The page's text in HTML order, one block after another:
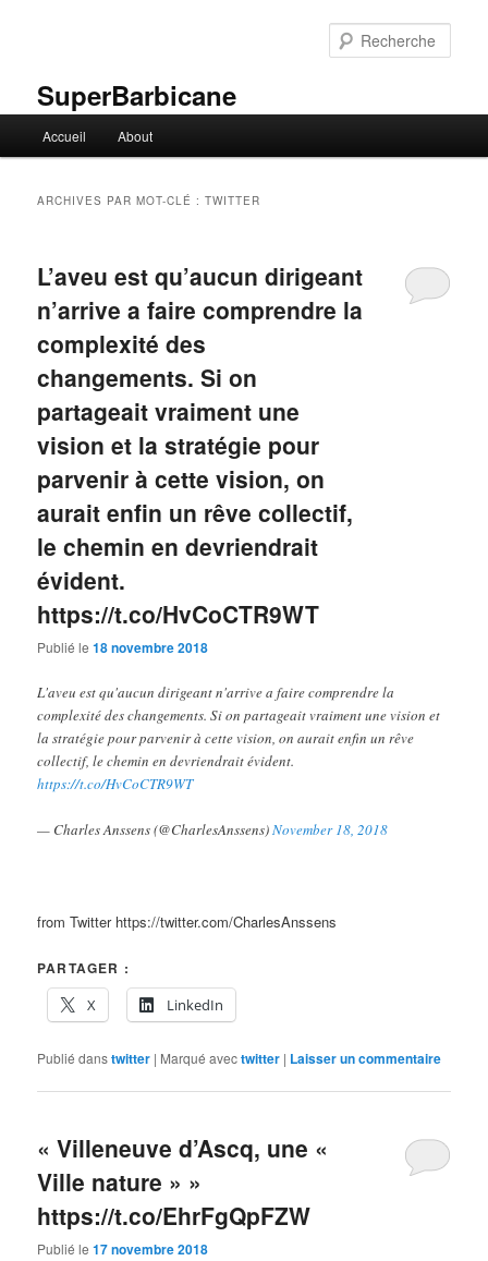
SuperBarbicane
principal
Accueil About
ARCHIVES PAR MOT-CLÉ :TWITTER
L’aveu est qu’aucun dirigeant
n’arrive a faire comprendre la
complexité des
changements. Si on
partageait vraiment une
vision et la stratégie pour
parvenir à cette vision, on
aurait enfin un rêve collectif,
le chemin en devriendrait
évident.
https://t.co/HvCoCTR9WT
Publié le18 novembre 2018
L'aveu est qu'aucun dirigeant n'arrive a faire comprendre la
complexité des changements. Si on partageait vraiment une vision et
la stratégie pour parvenir à cette vision, on aurait enfin un rêve
collectif, le chemin en devriendrait évident.
https://t.co/HvCoCTR9WT
— Charles Anssens (@CharlesAnssens)November 18, 2018
from Twitter https://twitter.com/CharlesAnssens
PARTAGER :
X
LinkedIn
Publié danstwitter | Marqué avectwitter | Laisser un commentaire
« Villeneuve d’Ascq, une «
Ville nature » »
https://t.co/EhrFgQpFZW
Publié le17 novembre 2018